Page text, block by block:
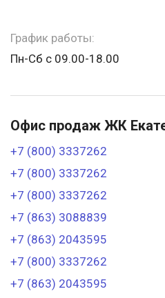
График работы:
Пн-Сб с 09.00-18.00
Офис продаж ЖК
+7 (800) 3337262
+7 (800) 3337262
+7 (800) 3337262
+7 (863) 3088839
+7 (863) 2043595
+7 (800) 3337262
+7 (863) 2043595